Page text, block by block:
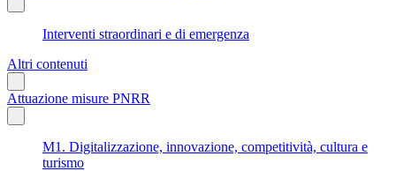
Interventi straordinari e di emergenza
Altri contenuti
Attuazione misure PNRR
M1. Digitalizzazione, innovazione, competitività, cultura e
turismo